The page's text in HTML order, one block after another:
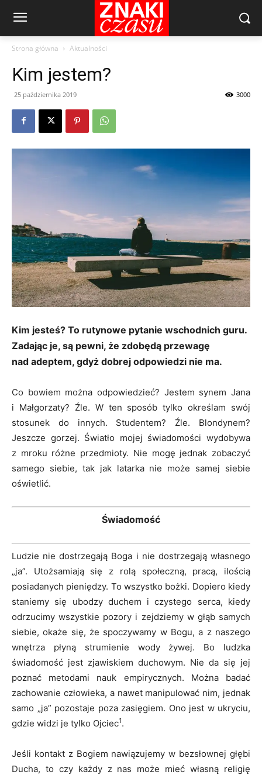
Strona główna Aktualności
Kim jestem?
25 października 2019 3000
Kim jesteś? To rutynowe pytanie wschodnich guru.
Zadając je, są pewni, że zdobędą przewagę
nad adeptem, gdyż dobrej odpowiedzi nie ma.
Co bowiem można odpowiedzieć? Jestem synem Jana
i Małgorzaty? Źle. W ten sposób tylko określam swój
stosunek do innych. Studentem? Źle. Blondynem?
Jeszcze gorzej. Światło mojej świadomości wydobywa
z mroku różne przedmioty. Nie mogę jednak zobaczyć
samego siebie, tak jak latarka nie może samej siebie
oświetlić.
Świadomość
Ludzie nie dostrzegają Boga i nie dostrzegają własnego
„ja”. Utożsamiają się z rolą społeczną, pracą, ilością
posiadanych pieniędzy. To wszystko bożki. Dopiero kiedy
staniemy się ubodzy duchem i czystego serca, kiedy
odrzucimy wszystkie pozory i zejdziemy w głąb samych
siebie, okaże się, że spoczywamy w Bogu, a z naszego
wnętrza płyną strumienie wody żywej. Bo ludzka
świadomość jest zjawiskiem duchowym. Nie da się jej
poznać metodami nauk empirycznych. Można badać
zachowanie człowieka, a nawet manipulować nim, jednak
samo „ja” pozostaje poza zasięgiem. Ono jest w ukryciu,
gdzie widzi je tylko Ojciec1.
Jeśli kontakt z Bogiem nawiązujemy w bezsłownej głębi
Ducha, to czy każdy z nas może mieć własną religię